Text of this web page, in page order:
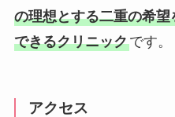
の理想とする二重の希
できるクリニックです。
アクセス